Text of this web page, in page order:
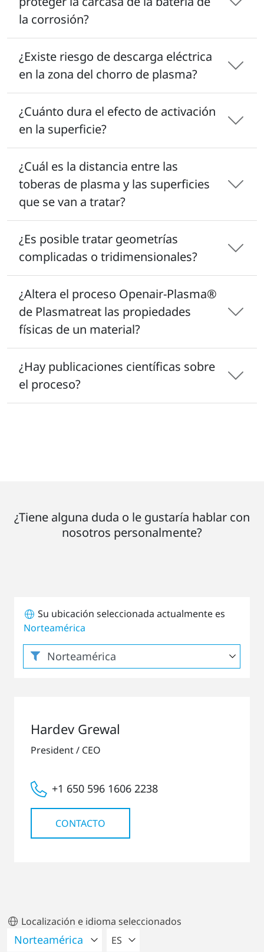
la corrosión?
¿Existe riesgo de descarga eléctrica
en la zona del chorro de plasma?
¿Cuánto dura el efecto de activación
en la superficie?
¿Cuál es la distancia entre las
toberas de plasma y las superficies
que se van a tratar?
¿Es posible tratar geometrías
complicadas o tridimensionales?
¿Altera el proceso Openair-Plasma®
de Plasmatreat las propiedades
físicas de un material?
¿Hay publicaciones científicas sobre
el proceso?
¿Tiene alguna duda o le gustaría hablar con
nosotros personalmente?
Su ubicación seleccionada actualmente es
Norteamérica
Hardev Grewal
President / CEO
+1 650 596 1606 2238
CONTACTO
Localización e idioma seleccionados
POR FAVOR SELECCIONE UN
ES